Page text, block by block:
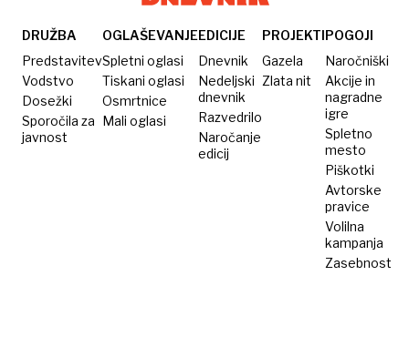
in
zgradil
imperij
večerji
ki jo
srkamo
na
smučiščih
DRUŽBA
Predstavitev
Vodstvo
Dosežki
Sporočila za
javnost
OGLAŠEVANJE
Spletni oglasi
Tiskani oglasi
Osmrtnice
Mali oglasi
EDICIJE
Dnevnik
Nedeljski
dnevnik
Razvedrilo
Naročanje
edicij
PROJEKTI
Gazela
Zlata nit
POGOJI
Naročniški
Akcije in
nagradne
igre
Spletno
mesto
Piškotki
Avtorske
pravice
Volilna
kampanja
Zasebnost